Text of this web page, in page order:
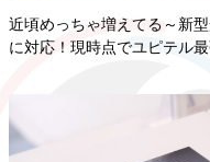
近頃めっちゃ増えてる～新
に対応！現時点でユピテル